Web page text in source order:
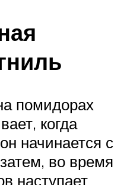
помидорах
когда
начинается с
во время
наступает